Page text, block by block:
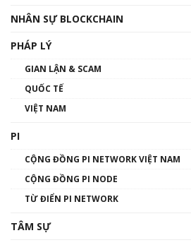
01:32:59
gió ấm
Talkshow 14:
01:29:26
NHÂN SỰ BLOCKCHAIN
PHÁP LÝ
GIAN LẬN & SCAM
QUỐC TẾ
VIỆT NAM
PI
CỘNG ĐỒNG PI NETWORK VIỆT NAM
CỘNG ĐỒNG PI NODE
TỪ ĐIỂN PI NETWORK
TÂM SỰ